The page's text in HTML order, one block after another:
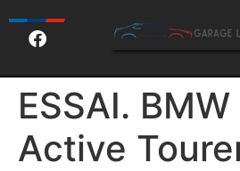
ESSAI.
Active